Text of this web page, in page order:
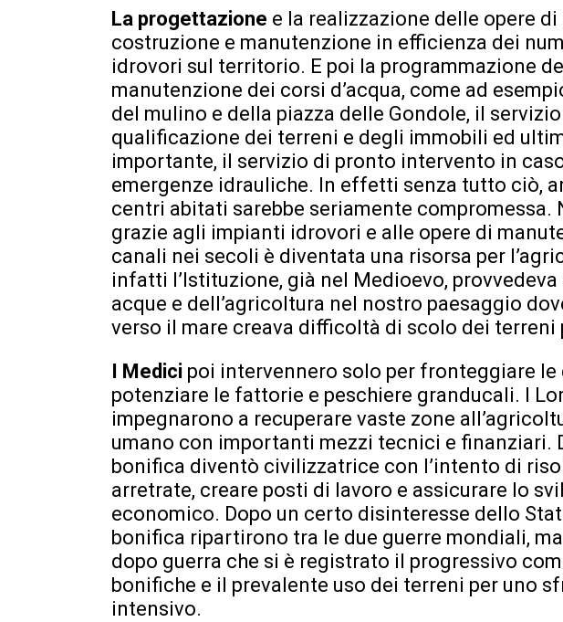
La progettazione e la realizzazione delle opere
costruzione e manutenzione in efficienza dei
idrovori sul territorio. E poi la programmazione
manutenzione dei corsi d’acqua, come ad
del mulino e della piazza delle Gondole, il
qualificazione dei terreni e degli immobili ed
importante, il servizio di pronto intervento in
emergenze idrauliche. In effetti senza tutto ciò,
centri abitati sarebbe seriamente compromessa.
grazie agli impianti idrovori e alle opere di
canali nei secoli è diventata una risorsa per
infatti l’Istituzione, già nel Medioevo,
acque e dell’agricoltura nel nostro paesaggio
verso il mare creava difficoltà di scolo dei terreni
I Medici poi intervennero solo per fronteggiare
potenziare le fattorie e peschiere granducali. I
impegnarono a recuperare vaste zone
umano con importanti mezzi tecnici e finanziari.
bonifica diventò civilizzatrice con l’intento di
arretrate, creare posti di lavoro e assicurare lo
economico. Dopo un certo disinteresse dello
bonifica ripartirono tra le due guerre mondiali,
dopo guerra che si è registrato il progressivo
bonifiche e il prevalente uso dei terreni per uno
intensivo.